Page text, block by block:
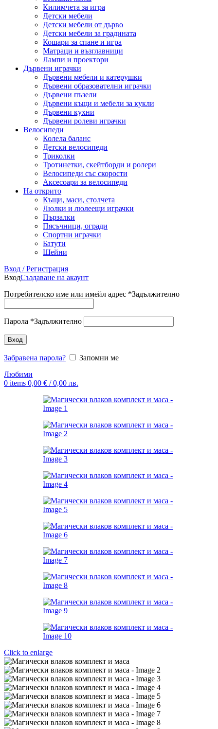
Килимчета за игра
Детски мебели
Детски мебели от дърво
Детски мебели за градината
Кошари за спане и игра
Матраци и възглавници
Лампи и проектори
Дървени играчки
Дървени мебели и катерушки
Дървени образователни играчки
Дървени пъзели
Дървени къщи и мебели за кукли
Дървени кухни
Дървени ролеви играчки
Велосипеди
Колела баланс
Детски велосипеди
Триколки
Тротинетки, скейтборди и ролери
Велосипеди със скорости
Аксесоари за велосипеди
На открито
Къщи, маси, столчета
Люлки и люлеещи играчки
Пързалки
Пясъчници, огради
Спортни играчки
Батути
Шейни
Вход / Регистрация
ВходСъздаване на акаунт
Потребителско име или имейл адрес *Задължително
Парола *Задължително
Вход
Забравена парола?
Запомни ме
Любими
0 items 0,00 € / 0,00 лв.
Click to enlarge